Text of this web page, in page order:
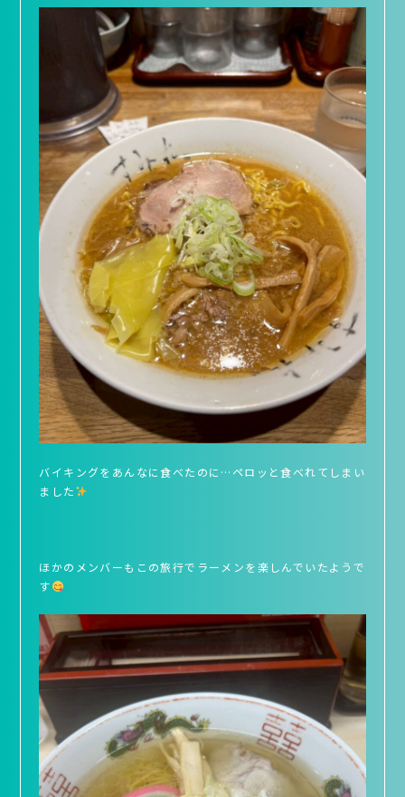
バイキングをあんなに食べたのに…ペロッと食べれてしまい
ました
ほかのメンバーもこの旅行でラーメンを楽しんでいたようで
す